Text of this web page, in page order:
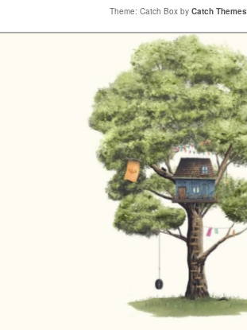
Theme: Catch Box by Catch Themes